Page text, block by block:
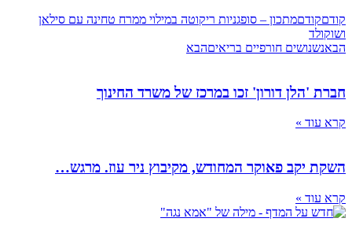
קודםקודםמתכון – סופגניות ריקוטה במילוי ממרח טחינה עם סילאן
ושוקולד
הבאנשנושים חורפיים בריאיםהבא
חברת 'הלן דורון' זכו במרכז של משרד החינוך
קרא עוד »
השקת יקב פאוקר המחודש, מקיבוץ ניר עוז. מרגש…
קרא עוד »